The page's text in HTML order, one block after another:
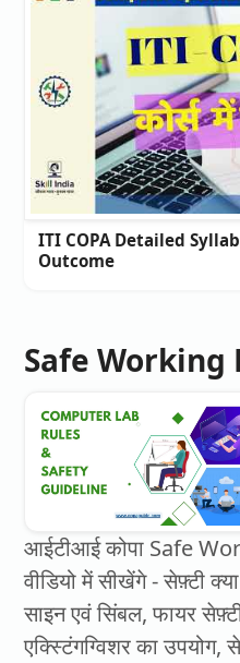
ITI COPA Detailed
Outcome
Safe Working
आईटीआई कोपा Safe
वीडियो में सीखेंगे - सेफ़्टी
साइन एवं सिंबल, फायर
एक्स्टिंगग्विशर का उपयोग,